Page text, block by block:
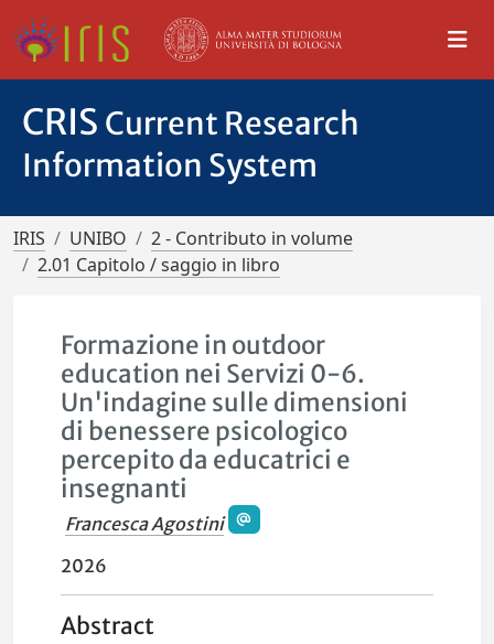
CRIS Current Research
Information System
IRIS UNIBO
2 - Contributo in volume
2.01 Capitolo / saggio in libro
Formazione in outdoor
education nei Servizi 0-6.
Un'indagine sulle dimensioni
di benessere psicologico
percepito da educatrici e
insegnanti
Francesca Agostini
2026
Abstract